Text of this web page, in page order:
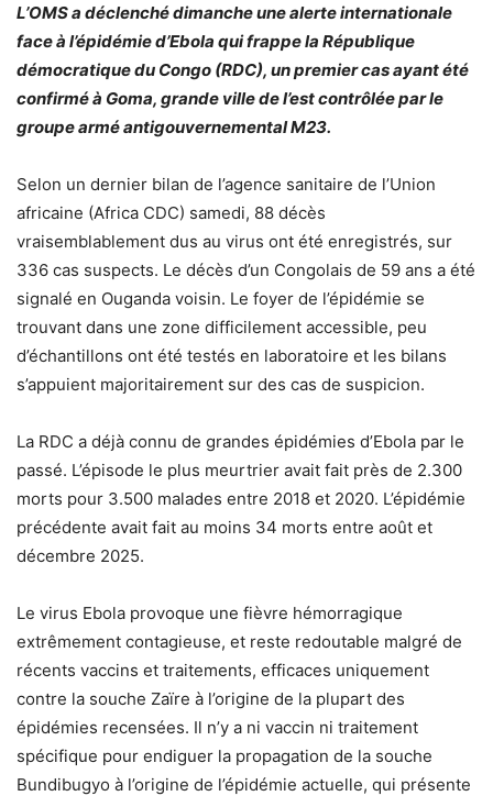
L’OMS a déclenché dimanche une alerte internationale
face à l’épidémie d’Ebola qui frappe la République
démocratique du Congo (RDC), un premier cas ayant été
confirmé à Goma, grande ville de l’est contrôlée par le
groupe armé antigouvernemental M23.
Selon un dernier bilan de l’agence sanitaire de l’Union
africaine (Africa CDC) samedi, 88 décès
vraisemblablement dus au virus ont été enregistrés, sur
336 cas suspects. Le décès d’un Congolais de 59 ans a été
signalé en Ouganda voisin. Le foyer de l’épidémie se
trouvant dans une zone difficilement accessible, peu
d’échantillons ont été testés en laboratoire et les bilans
s’appuient majoritairement sur des cas de suspicion.
La RDC a déjà connu de grandes épidémies d’Ebola par le
passé. L’épisode le plus meurtrier avait fait près de 2.300
morts pour 3.500 malades entre 2018 et 2020. L’épidémie
précédente avait fait au moins 34 morts entre août et
décembre 2025.
Le virus Ebola provoque une fièvre hémorragique
extrêmement contagieuse, et reste redoutable malgré de
récents vaccins et traitements, efficaces uniquement
contre la souche Zaïre à l’origine de la plupart des
épidémies recensées. Il n’y a ni vaccin ni traitement
spécifique pour endiguer la propagation de la souche
Bundibugyo à l’origine de l’épidémie actuelle, qui présente